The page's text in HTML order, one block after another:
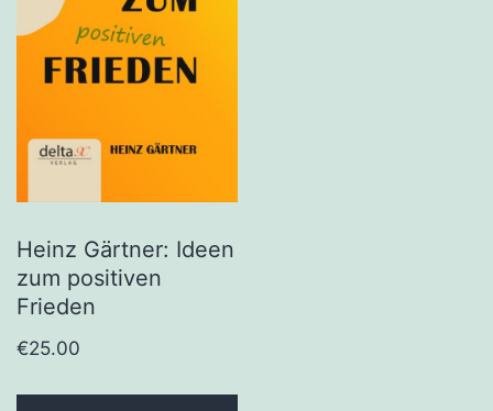
Heinz Gärtner: Ideen
zum positiven
Frieden
€25.00